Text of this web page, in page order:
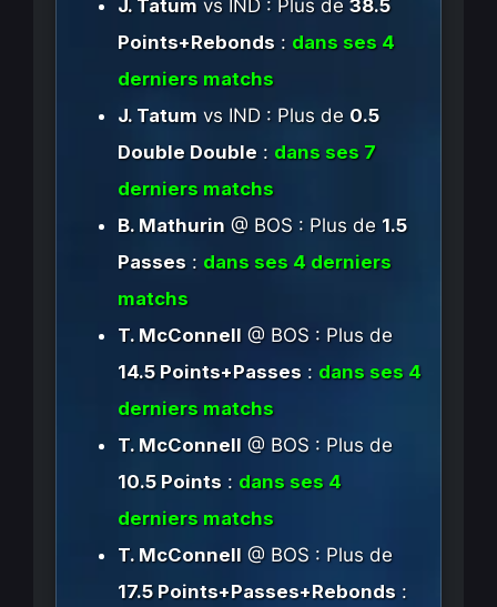
J. Tatum vs IND : Plus de38.5
Points+Rebonds : dans ses 4
derniers matchs
J. Tatum vs IND : Plus de 0.5
Double Double : dans ses 7
derniers matchs
B. Mathurin @ BOS : Plus de 1.5
Passes : dans ses 4 derniers
matchs
T. McConnell @ BOS : Plus de
14.5 Points+Passes : dans ses 4
derniers matchs
T. McConnell @ BOS : Plus de
10.5 Points : dans ses 4
derniers matchs
T. McConnell @ BOS : Plus de
17.5 Points+Passes+Rebonds :